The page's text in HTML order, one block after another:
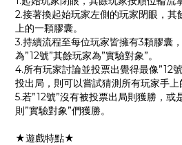
2.接著換起始玩家左側的玩家閉眼，
上的一顆膠囊。
3.持續流程至每位玩家皆擁有3顆膠囊
為”12號”其餘玩家為”實驗對象”。
4.所有玩家討論並投票出覺得最像”12
投出局，則可以嘗試猜測所有玩家手上
5.若”12號”沒有被投票出局則獲勝，或
則”實驗對象”們獲勝。
★遊戲特點★